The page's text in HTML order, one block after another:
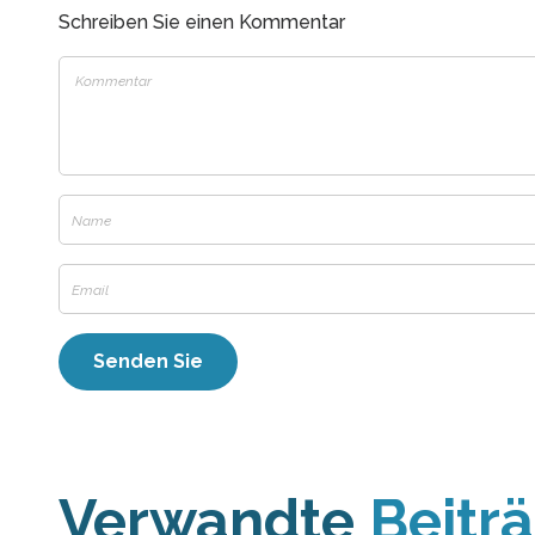
Schreiben Sie einen Kommentar
Verwandte